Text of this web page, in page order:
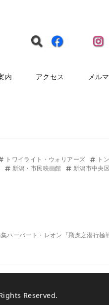
内 アクセス メル
トワイライト・ウォリアーズ ト
新潟・市民映画館 新潟市中央区
ーバート・レオン『飛虎之潜行極
Reserved.